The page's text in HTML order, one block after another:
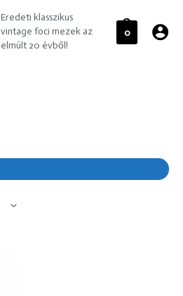
Eredeti klasszikus
vintage foci mezek az
elmúlt 20 évből!
0